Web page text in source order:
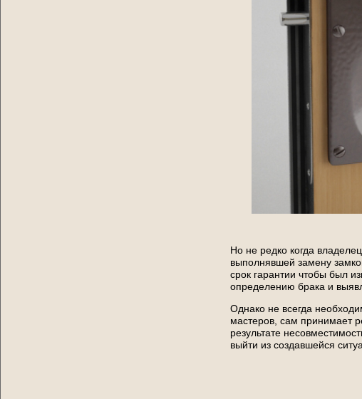
Но не редко когда
выполнявшей замену
срок гарантии чтобы был
определению брака и
Однако не всегда
мастеров, сам принимает
результате
выйти из создавшейся